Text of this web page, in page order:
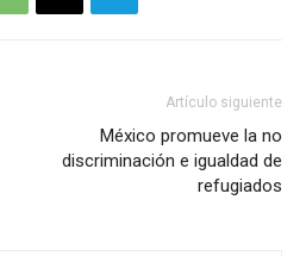
Artículo siguiente
México promueve la no
discriminación e igualdad de
refugiados